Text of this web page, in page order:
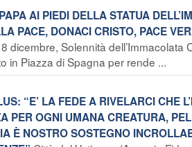
AI PIEDI DELLA STATUA
PACE, DONACI CRISTO, PACE
dicembre, Solennità
in Piazza di Spagna per rende ...
“E’ LA FEDE A RIVELARCI CHE
PER OGNI UMANA CREATURA,
È NOSTRO SOSTEGNO